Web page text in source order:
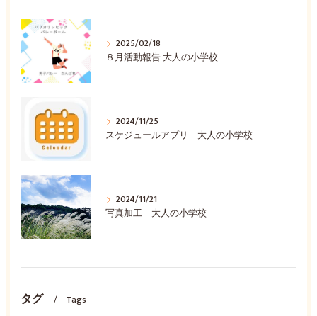
2025/02/18
８月活動報告 大人の小学校
2024/11/25
スケジュールアプリ 大人の小学校
2024/11/21
写真加工 大人の小学校
タグ Tags